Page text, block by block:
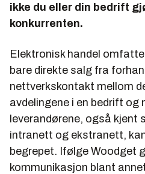
ikke du eller din bedrift
konkurrenten.
Elektronisk handel
bare direkte salg fra
nettverkskontakt mellom
avdelingene i en bedrift og
leverandørene, også kjent
intranett og ekstranett,
begrepet. Ifølge Woodget
kommunikasjon blant